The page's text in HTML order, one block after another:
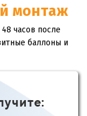
монтаж
часов после
баллоны и